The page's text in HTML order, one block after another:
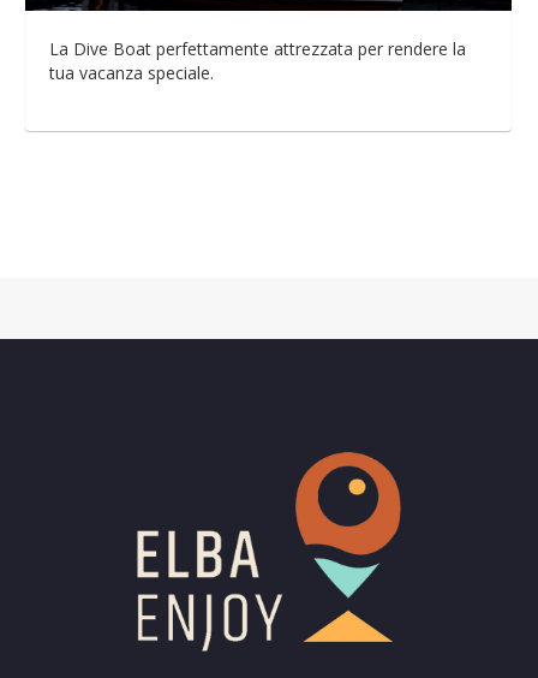
La Dive Boat perfettamente attrezzata per rendere la
tua vacanza speciale.